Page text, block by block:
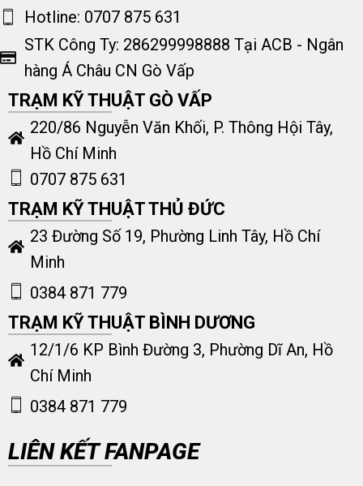
Hotline: 0707 875 631
STK Công Ty: 286299998888 Tại ACB - Ngân
hàng Á Châu CN Gò Vấp
TRẠM KỸ THUẬT GÒ VẤP
220/86 Nguyễn Văn Khối, P. Thông Hội Tây,
Hồ Chí Minh
0707 875 631
TRẠM KỸ THUẬT THỦ ĐỨC
23 Đường Số 19, Phường Linh Tây, Hồ Chí
Minh
0384 871 779
TRẠM KỸ THUẬT BÌNH DƯƠNG
12/1/6 KP Bình Đường 3, Phường Dĩ An, Hồ
Chí Minh
0384 871 779
LIÊN KẾT FANPAGE